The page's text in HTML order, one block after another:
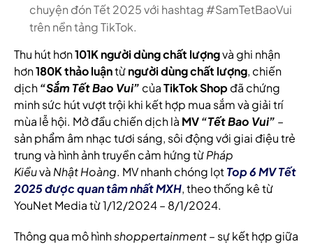
chuyện đón Tết 2025 với hashtag #SamTetBaoVui
trên nền tảng TikTok.
Thu hút hơn101K người dùng chất lượngvà ghi nhận
hơn180K thảo luậntừngười dùng chất lượng, chiến
dịch“Sắm Tết Bao Vui” củaTikTok Shop đã chứng
minh sức hút vượt trội khi kết hợp mua sắm và giải trí
mùa lễ hội. Mở đầu chiến dịch là MV“Tết Bao Vui” –
sản phẩm âm nhạc tươi sáng, sôi động với giai điệu trẻ
trung và hình ảnh truyền cảm hứng từPháp
Kiềuvà Nhật Hoàng. MV nhanh chóng lọtTop 6 MV Tết
2025 được quan tâm nhất MXH, theo thống kê từ
YouNet Media từ 1/12/2024 – 8/1/2024.
Thông qua mô hìnhshoppertainment– sự kết hợp giữa